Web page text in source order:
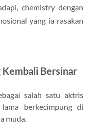
chemistry dengan
yang ia rasakan
Kembali Bersinar
salah satu aktris
berkecimpung di
muda.